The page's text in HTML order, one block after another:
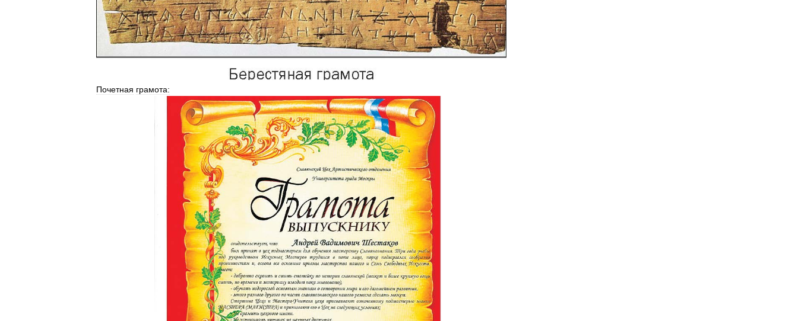
Почетная грамота: